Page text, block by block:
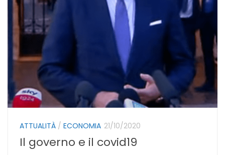
ATTUALITÀ / ECONOMIA 21/10/2020
Il governo e il covid19